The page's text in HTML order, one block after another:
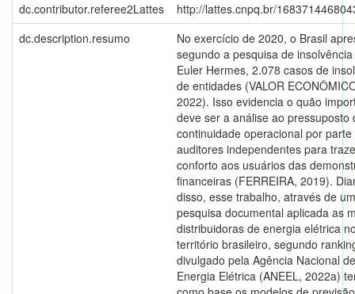
dc.contributor.referee2Lattes
http://lattes.cnpq.br/
dc.description.resumo
No exercício de 2020, o Brasil
segundo a pesquisa de
Euler Hermes, 2.078 casos de
de entidades (VALOR
2022). Isso evidencia o quão
deve ser a análise ao pressuposto
continuidade operacional por parte
auditores independentes para
conforto aos usuários das
financeiras (FERREIRA, 2019).
disso, esse trabalho, através de
pesquisa documental aplicada as
distribuidoras de energia elétrica
território brasileiro, segundo
divulgado pela Agência Nacional de
Energia Elétrica (ANEEL, 2022a)